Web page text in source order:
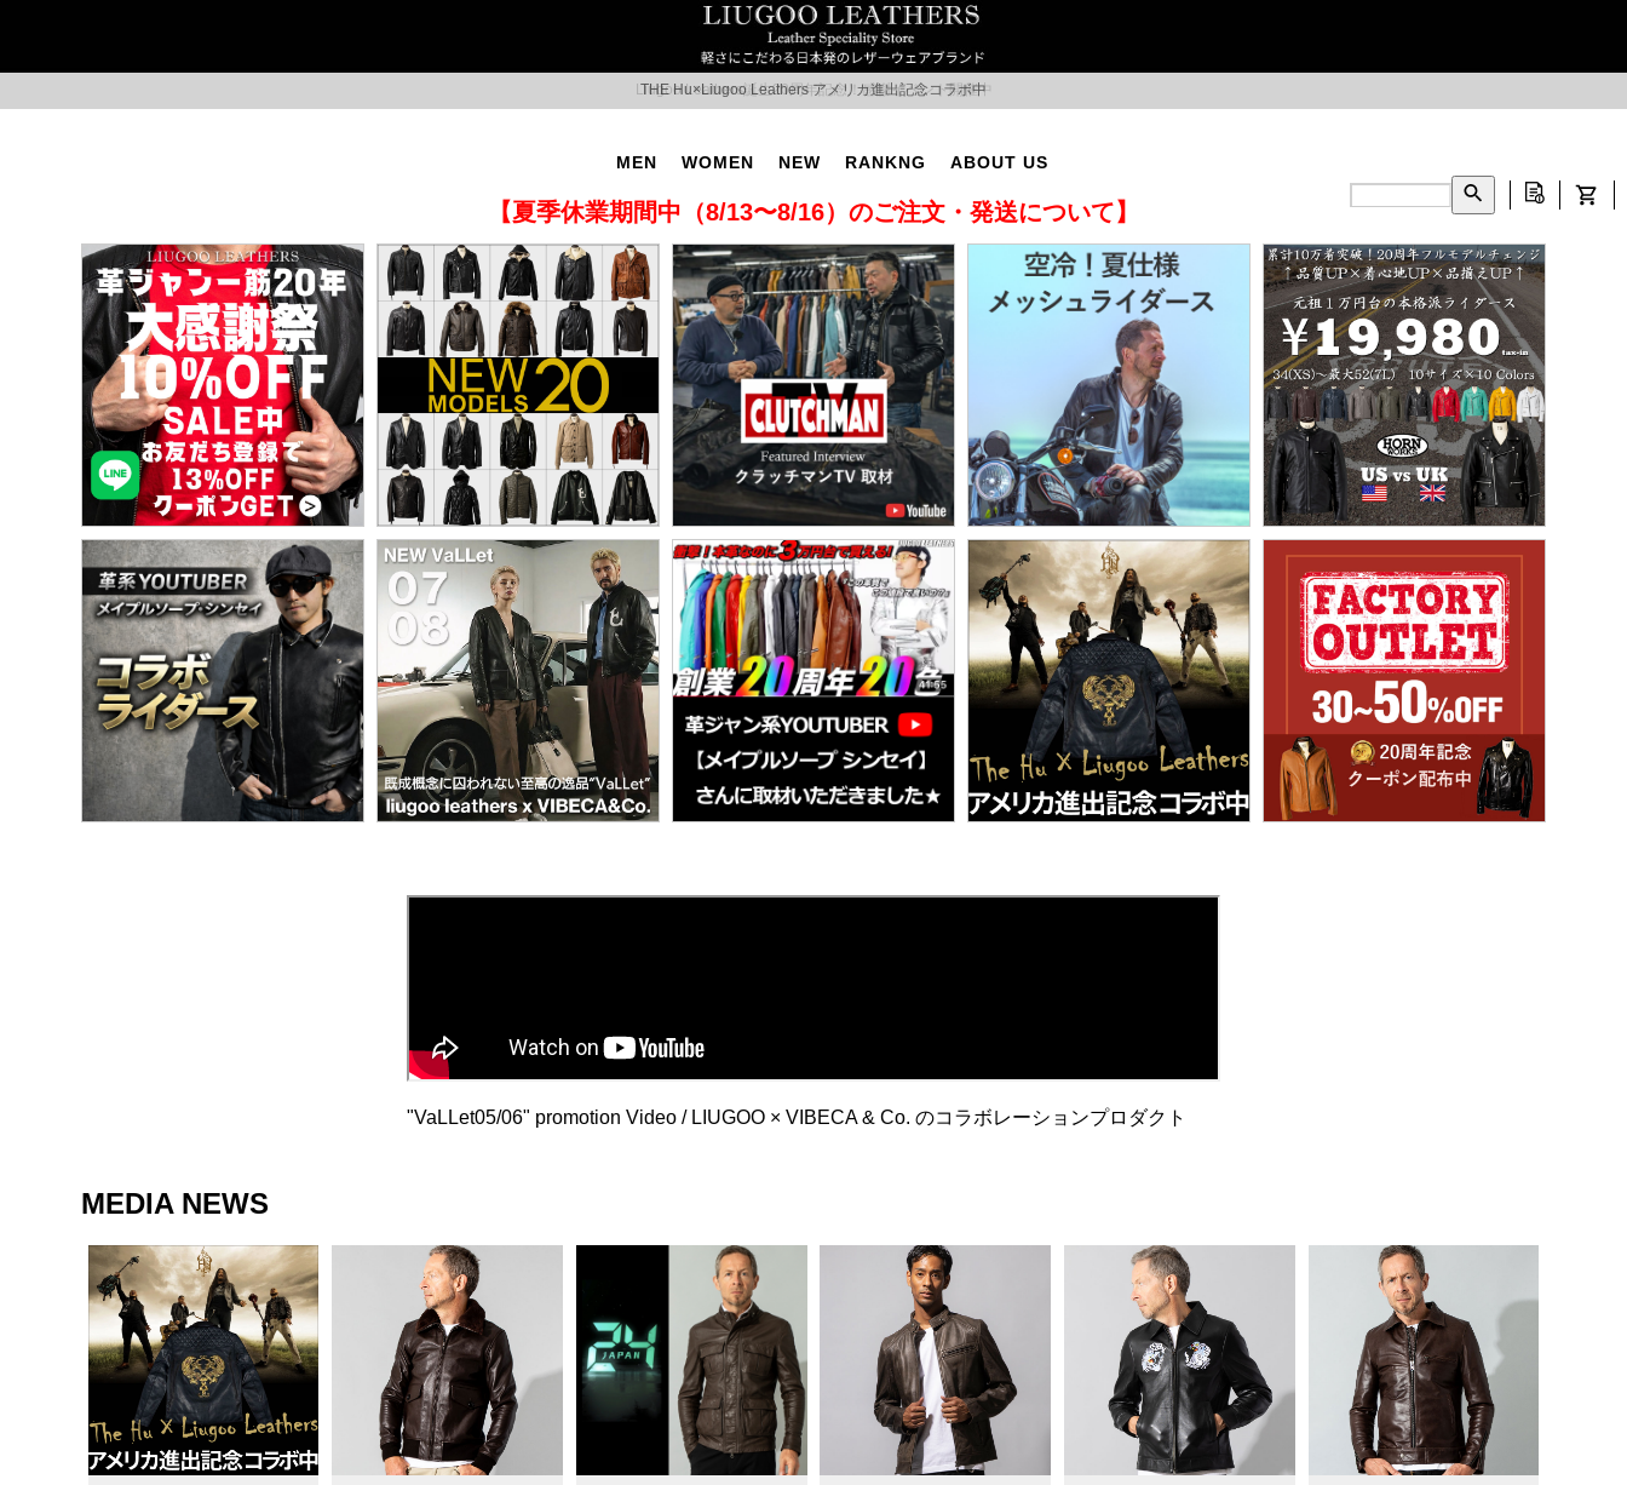
THE Hu×Liugoo Leathers アメリカ進出記念コラボ中
MEN
今季イチオシ
MOTORCYCLE ▶
春夏専用ライダース
シングルライダース
ダブルライダース
MCクラブベスト
レザーパンツ
LEATHER GOODS ▶
レザーインテリア
レザーエプロン
HOT No.1
RUGGED CASUAL ▶
ブルゾン / ジャンパー
ライダース
パーカー / ジャージ
Gジャン
スカジャン
SMART CASUAL ▶
テーラードジャケット
ドレスシャツ / ベスト
HOT No.2
MILITARY ▶
G-1 フライトジャケット
A-2 フライトジャケット
MA-1 フライトジャケット
M-65 フィールドジャケット
M-51 モッズコート
N-1 デッキジャケット
B-3 フライトジャケット
N-3B フライトジャケット
LEATHER COAT ▶
カーコート
ファラオコート
ランチコート
モッズコート
スタンドカラーコート
DOWN / MOUTON ▶
SPECIAL COLLECTION ▶
ゴジラ－1.0神木隆之介さんご着用モデル
LIUGOO LEATHERS×VIBECA Co.
RSSサカキハラ公認-ロックンロールライダー-
LIUGOO LEATHERS×56TATTOO STUDIO
LIUGOO tokyo×オトコフクDX
ドラマ-24JAPAN 主演衣装採用モデル
ANA WINGSパイロット訓練生ユニフォーム
LIUGOO LEATHERS×THE Hu米国進出記念
LEATHER CARE ▶
OUTLET・SALE ▶
レビュー投稿キャンペーン▶
お買い物ガイド
5つの安心サービス
WOMEN
TOWN WEAR ▶
ライダース
ノーカラー
パーカー / フード付き
ブルゾン
レザーコート
MOTORCYCLE ▶
シングルライダース
ダブルライダース
レザーパンツ
DOWN / MOUTON ▶
ダウンジャケット・コート
ムートンジャケット・コート
GOODS ▶
クッションカバー
チェアパッド
ティッシュカバー
ムートンラグ
バッグ・ポーチ
ウォレット
SPECIAL COLLECTION ▶
ゴジラ－1.0神木隆之介さんご着用モデル
LIUGOO LEATHERS×VIBECA Co.
ANA WINGSパイロット訓練生ユニフォーム
LIUGOO LEATHERS×THE Hu米国進出記念
LEATHER CARE ▶
OUTLET・SALE ▶
レビュー投稿キャンペーン▶
お買い物ガイド
5つの安心サービス
ABOUT US
NEW RANKNG ABOUT US
ABOUT US ▶
LIUGOOとは?
LIUGOOのミッション・ビジョン
皮革衣料にこだわる理由
高品質・低価格を実現できている理由
品質・安全管理体制の構築
サスティナビリティ
途上国生産を通じての社会貢献
著名人や大企業も認める品質の高さ
SERVICE ▶
5つの安心サービス
永年品質保証制度
永年品質保証制度の申請
3,980円以上で送料無料
返品送料も無料！自宅で試着
平日14時まで当日出荷
SUPPORT ▶
お買い物ガイド
レザーケア/お手入れ方法
カスタマイズできるお店のご案内
サイズ選びサポート
再入荷案内/受注生産
24時間365日-AIチャットサポート
CAMPAIGN ▶
レビュー投稿キャンペーン
LINEお友だち特典
OUTLET
レビュー総数20万件突破！
ご購入後アンケートキャンペーン
INFORMATION ▶
COLLABO
MEDIA-映画/ドラマ/TV
INSTAGRAM
LINE
STAFF BLOG
YOUTUBE
DEALER -取り扱い店-
会社概要
CONTACT ▶
OEM/ODM-製造相談-
卸販売のご案内
衣装協力
メディア取材
FAQ・お問い合わせ
【夏季休業期間中（8/13〜8/16）のご注文・発送について】
"VaLLet05/06" promotion Video / LIUGOO × VIBECA & Co. のコラボレーションプロダクト
MEDIA NEWS